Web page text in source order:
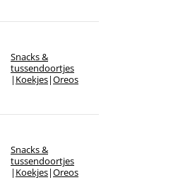
Snacks &
tussendoortjes
| Koekjes|Oreos
Snacks &
tussendoortjes
| Koekjes|Oreos